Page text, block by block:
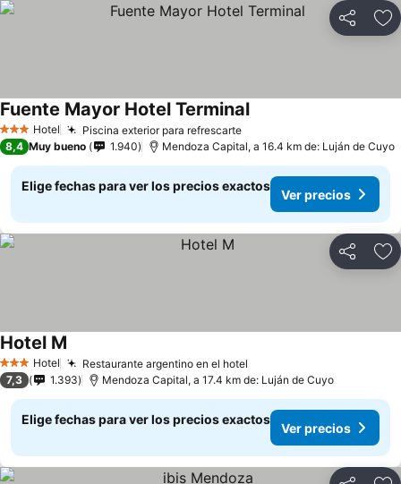
Compartir
3 Estrellas
Hotel Piscina exterior para refrescarte
Fuente Mayor Hotel Terminal
8,4 Muy bueno 1.940 Mendoza Capital, a 16.4 km de: Luján de Cuyo
Elige fechas para ver los precios exactos
Ver precios
Compartir
3 Estrellas
Hotel Restaurante argentino en el hotel
Hotel M
7,3 1.393 Mendoza Capital, a 17.4 km de: Luján de Cuyo
Elige fechas para ver los precios exactos
Ver precios